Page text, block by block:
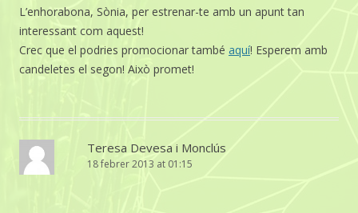
L’enhorabona, Sònia, per estrenar-te amb un apunt tan
interessant com aquest!
Crec que el podries promocionar també aquí! Esperem amb
candeletes el segon! Això promet!
Teresa Devesa i Monclús
18 febrer 2013 at 01:15